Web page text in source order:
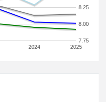
2024 2025
7.75
8.00
8.25